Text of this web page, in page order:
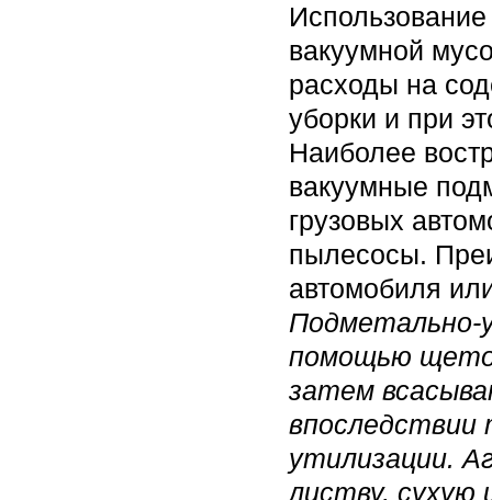
вакуумной
расходы на
уборки и при
Наиболее
вакуумные
грузовых
пылесосы.
автомобиля
Подметально-
помощью
затем
утилизации.
листву, сухую